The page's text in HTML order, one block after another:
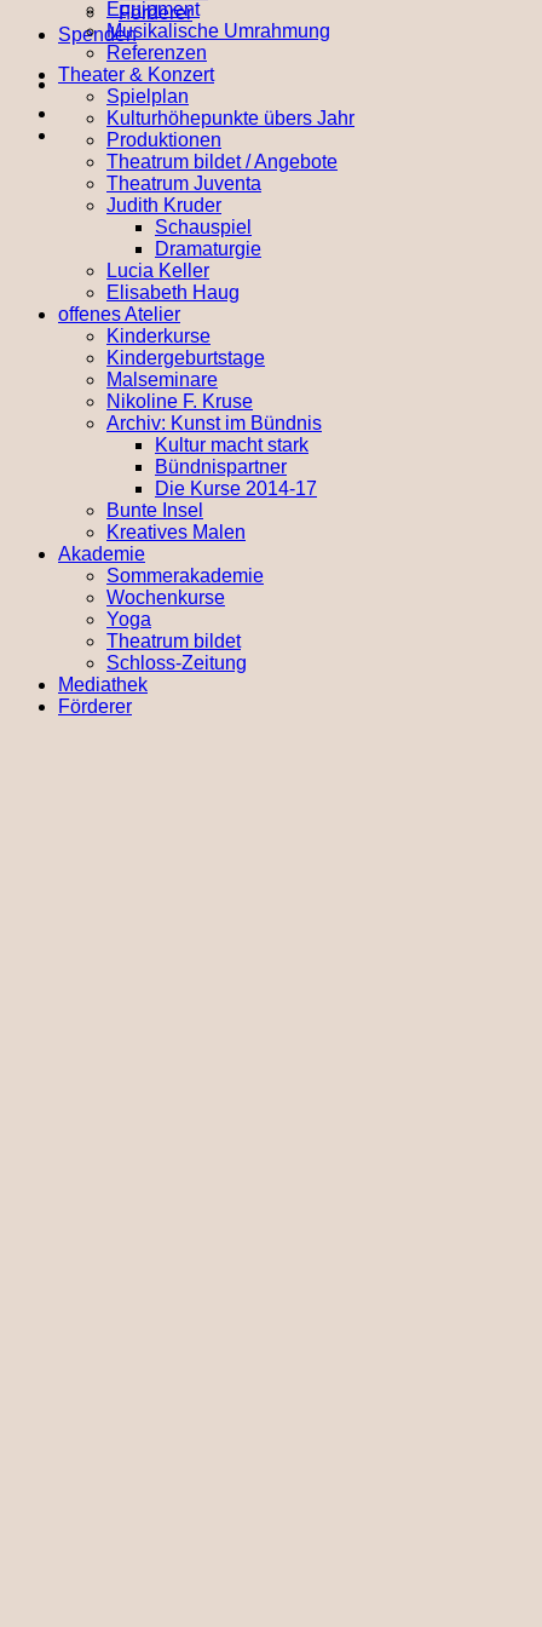
Förderer
Spenden
Equipment
Musikalische Umrahmung
Referenzen
Theater & Konzert
Spielplan
Kulturhöhepunkte übers Jahr
Produktionen
Theatrum bildet / Angebote
Theatrum Juventa
Judith Kruder
Schauspiel
Dramaturgie
Lucia Keller
Elisabeth Haug
offenes Atelier
Kinderkurse
Kindergeburtstage
Malseminare
Nikoline F. Kruse
Archiv: Kunst im Bündnis
Kultur macht stark
Bündnispartner
Die Kurse 2014-17
Bunte Insel
Kreatives Malen
Akademie
Sommerakademie
Wochenkurse
Yoga
Theatrum bildet
Schloss-Zeitung
Mediathek
Förderer